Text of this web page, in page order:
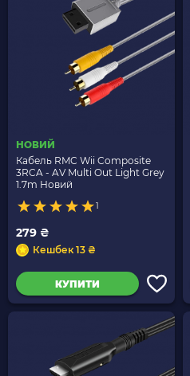
НОВИЙ
Кабель RMC Wii Composite
3RCA - AV Multi Out Light Grey
1.7m Новий
1
279 ₴
Кешбек 13 ₴
КУПИТИ